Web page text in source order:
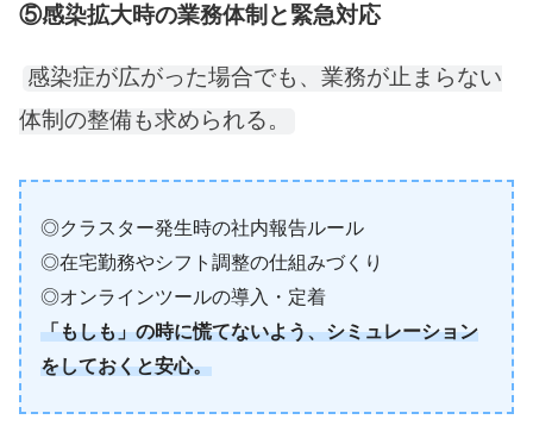
⑤感染拡大時の業務体制と緊急対応
感染症が広がった場合でも、業務が止まらない
体制の整備も求められる。
◎クラスター発生時の社内報告ルール
◎在宅勤務やシフト調整の仕組みづくり
◎オンラインツールの導入・定着
「もしも」の時に慌てないよう、シミュレーション
をしておくと安心。